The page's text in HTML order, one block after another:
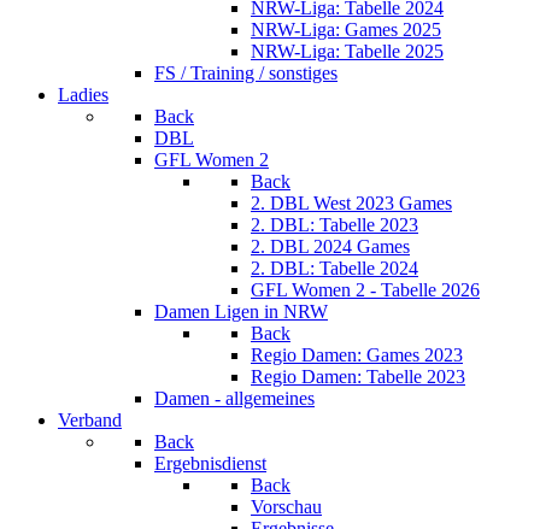
NRW-Liga: Tabelle 2024
NRW-Liga: Games 2025
NRW-Liga: Tabelle 2025
FS / Training / sonstiges
Ladies
Back
DBL
GFL Women 2
Back
2. DBL West 2023 Games
2. DBL: Tabelle 2023
2. DBL 2024 Games
2. DBL: Tabelle 2024
GFL Women 2 - Tabelle 2026
Damen Ligen in NRW
Back
Regio Damen: Games 2023
Regio Damen: Tabelle 2023
Damen - allgemeines
Verband
Back
Ergebnisdienst
Back
Vorschau